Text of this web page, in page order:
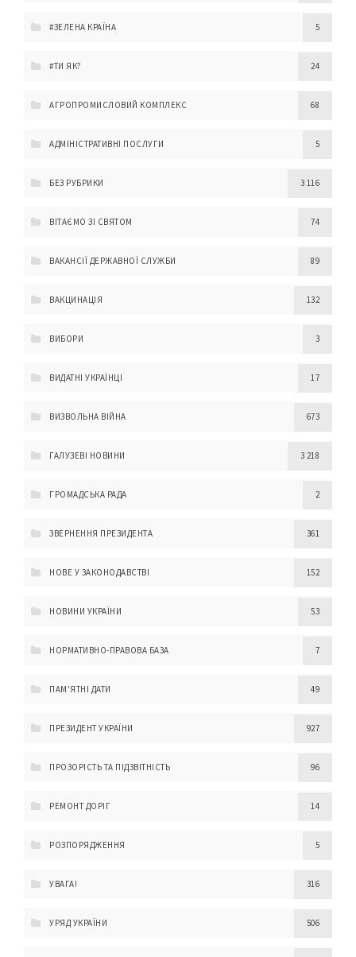
#ЗЕЛЕНА КРАЇНА 5
#ТИ ЯК? 24
АГРОПРОМИСЛОВИЙ КОМПЛЕКС 68
АДМІНІСТРАТИВНІ ПОСЛУГИ 5
БЕЗ РУБРИКИ 3 116
ВІТАЄМО ЗІ СВЯТОМ 74
ВАКАНСІЇ ДЕРЖАВНОЇ СЛУЖБИ 89
ВАКЦИНАЦІЯ 132
ВИБОРИ 3
ВИДАТНІ УКРАЇНЦІ 17
ВИЗВОЛЬНА ВІЙНА 673
ГАЛУЗЕВІ НОВИНИ 3 218
ГРОМАДСЬКА РАДА 2
ЗВЕРНЕННЯ ПРЕЗИДЕНТА 361
НОВЕ У ЗАКОНОДАВСТВІ 152
НОВИНИ УКРАЇНИ 53
НОРМАТИВНО-ПРАВОВА БАЗА 7
ПАМ'ЯТНІ ДАТИ 49
ПРЕЗИДЕНТ УКРАЇНИ 927
ПРОЗОРІСТЬ ТА ПІДЗВІТНІСТЬ 96
РЕМОНТ ДОРІГ 14
РОЗПОРЯДЖЕННЯ 5
УВАГА! 316
УРЯД УКРАЇНИ 506